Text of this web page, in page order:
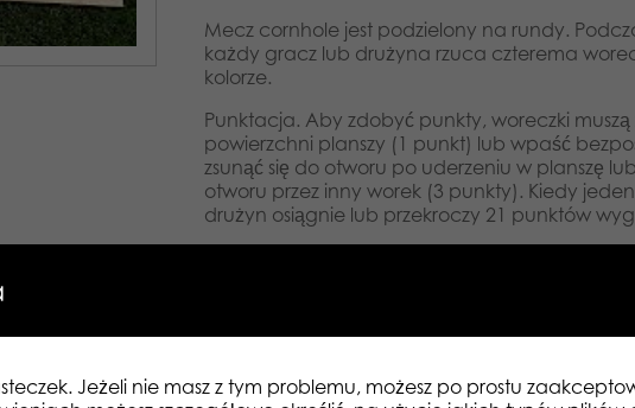
Mecz cornhole jest podzielony na rundy.
każdy gracz lub drużyna rzuca czterema
kolorze.
Punktacja. Aby zdobyć punkty, woreczki
powierzchni planszy (1 punkt) lub wpaść
zsunąć się do otworu po uderzeniu w planszę
otworu przez inny worek (3 punkty). Kiedy
drużyn osiągnie lub przekroczy 21 punktów
Zawartość: Zestaw składa się z czterech
Bex Sport to szwedzki producent gier
przeznaczonych do zabawy w domu jak i na
Naszą pasją jest tworzenie produktów, które
Jeżeli nie masz z tym problemu, możesz po prostu